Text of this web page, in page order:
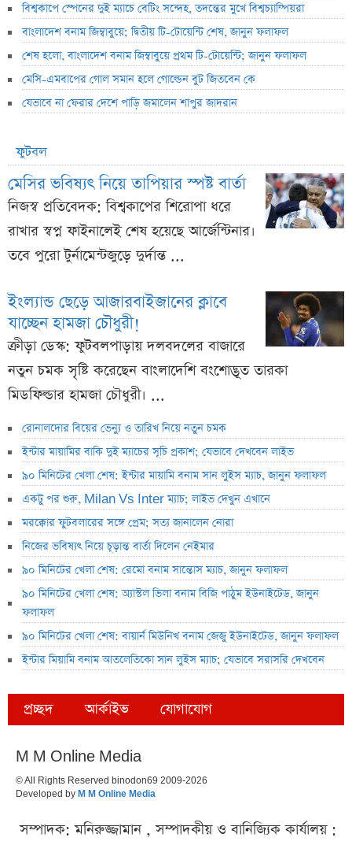
বিশ্বকাপে স্পেনের দুই ম্যাচে বেটিং সন্দেহ, তদন্তের মুখে বিশ্বচ্যাম্পিয়রা
বাংলাদেশ বনাম জিম্বাবুয়ে; দ্বিতীয় টি-টোয়েন্টি শেষ, জানুন ফলাফল
শেষ হলো, বাংলাদেশ বনাম জিম্বাবুয়ে প্রথম টি-টোয়েন্টি; জানুন ফলাফল
মেসি-এমবাপের গোল সমান হলে গোল্ডেন বুট জিতবেন কে
যেভাবে না ফেরার দেশে পাড়ি জমালেন শাপুর জাদরান
ফুটবল
মেসির ভবিষ্যৎ নিয়ে তাপিয়ার স্পষ্ট বার্তা
নিজস্ব প্রতিবেদক: বিশ্বকাপের শিরোপা ধরে
রাখার স্বপ্ন ফাইনালেই শেষ হয়েছে আর্জেন্টিনার।
তবে পুরো টুর্নামেন্টজুড়ে দুর্দান্ত ...
ইংল্যান্ড ছেড়ে আজারবাইজানের ক্লাবে
যাচ্ছেন হামজা চৌধুরী!
ক্রীড়া ডেস্ক: ফুটবলপাড়ায় দলবদলের বাজারে
নতুন চমক সৃষ্টি করেছেন বাংলাদেশি বংশোদ্ভূত তারকা
মিডফিল্ডার হামজা চৌধুরী। ...
রোনালদোর বিয়ের ভেন্যু ও তারিখ নিয়ে নতুন চমক
ইন্টার মায়ামির বাকি দুই ম্যাচের সূচি প্রকাশ; যেভাবে দেখবেন লাইভ
৯০ মিনিটের খেলা শেষ: ইন্টার মায়ামি বনাম সান লুইস ম্যাচ, জানুন ফলাফল
একটু পর শুরু, Milan Vs Inter ম্যাচ; লাইভ দেখুন এখানে
মরক্কোর ফুটবলারের সঙ্গে প্রেম; সত্য জানালেন নোরা
নিজের ভবিষ্যৎ নিয়ে চূড়ান্ত বার্তা দিলেন নেইমার
৯০ মিনিটের খেলা শেষ: রেমো বনাম সান্তোস ম্যাচ, জানুন ফলাফল
৯০ মিনিটের খেলা শেষ: অ্যাস্টল ভিলা বনাম বিজি পাঠুম ইউনাইটেড, জানুন
ফলাফল
৯০ মিনিটের খেলা শেষ: বায়ার্ন মিউনিখ বনাম জেজু ইউনাইটেড, জানুন ফলাফল
ইন্টার মিয়ামি বনাম আতলেতিকো সান লুইস ম্যাচ; যেভাবে সরাসরি দেখবেন
প্রচ্ছদ আর্কাইভ যোগাযোগ
M M Online Media
© All Rights Reserved binodon69 2009-2026
Developed by M M Online Media
সম্পাদক: মনিরুজ্জামান , সম্পাদকীয় ও বানিজ্যিক কার্যালয় :